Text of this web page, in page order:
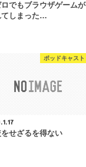
でもブラウザゲームが
てしまった…
ポッドキャスト
をせざるを得ない